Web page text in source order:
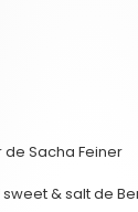
Sacha Feiner
& salt de